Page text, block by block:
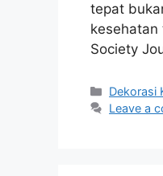
tepat
kesehatan
Society
Dekorasi
Leave a